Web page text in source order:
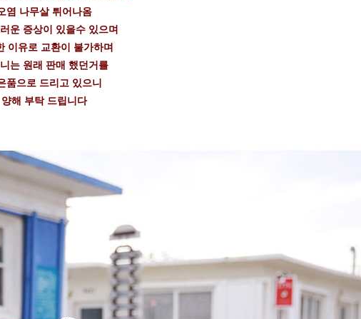
염 나무살 튀어나옴
운 증상이 있을수 있으며
이유로 교환이 불가하며
는 원래 판매 했던거를
품으로 드리고 있으니
양해 부탁 드립니다